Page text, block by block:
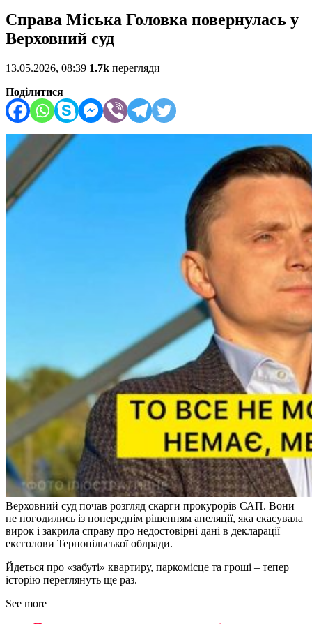
Справа Міська Головка повернулась у
Верховний суд
13.05.2026, 08:39 1.7k перегляди
Поділитися
Верховний суд почав розгляд скарги прокурорів САП. Вони
не погодились із попереднім рішенням апеляції, яка скасувала
вирок і закрила справу про недостовірні дані в декларації
ексголови Тернопільської облради.
Йдеться про «забуті» квартиру, паркомісце та гроші – тепер
історію переглянуть ще раз.
See more